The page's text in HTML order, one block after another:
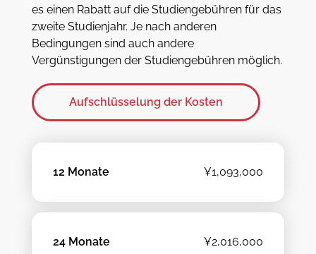
12 Monate ¥1,093,000
24 Monate ¥2,016,000
es einen Rabatt auf die Studiengebühren für das
zweite Studienjahr. Je nach anderen
Bedingungen sind auch andere
Vergünstigungen der Studiengebühren möglich.
Aufschlüsselung der Kosten